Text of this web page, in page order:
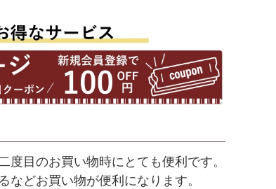
目のお買い物時にとても便利です。
などお買い物が便利になります。